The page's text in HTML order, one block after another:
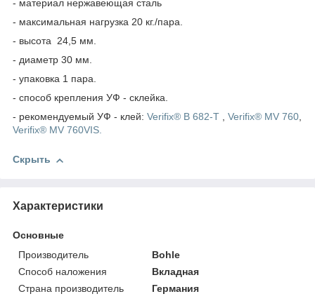
- материал нержавеющая сталь
- максимальная нагрузка 20 кг./пара.
- высота 24,5 мм.
- диаметр 30 мм.
- упаковка 1 пара.
- способ крепления УФ - склейка.
- рекомендуемый УФ - клей: Verifix® B 682-T , Verifix® MV 760,
Verifix® MV 760VIS.
Скрыть
Характеристики
Основные
Производитель
Bohle
Способ наложения
Вкладная
Страна производитель
Германия